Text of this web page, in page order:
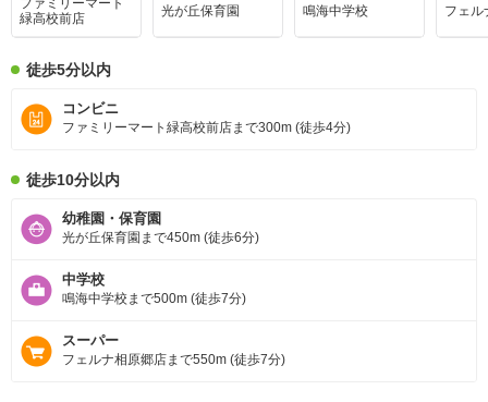
ファミリーマート
緑高校前店
光が丘保育園 鳴海中学校 フェル
徒歩5分以内
コンビニ
ファミリーマート緑高校前店まで300m (徒歩4分)
徒歩10分以内
幼稚園・保育園
光が丘保育園まで450m (徒歩6分)
中学校
鳴海中学校まで500m (徒歩7分)
スーパー
フェルナ相原郷店まで550m (徒歩7分)